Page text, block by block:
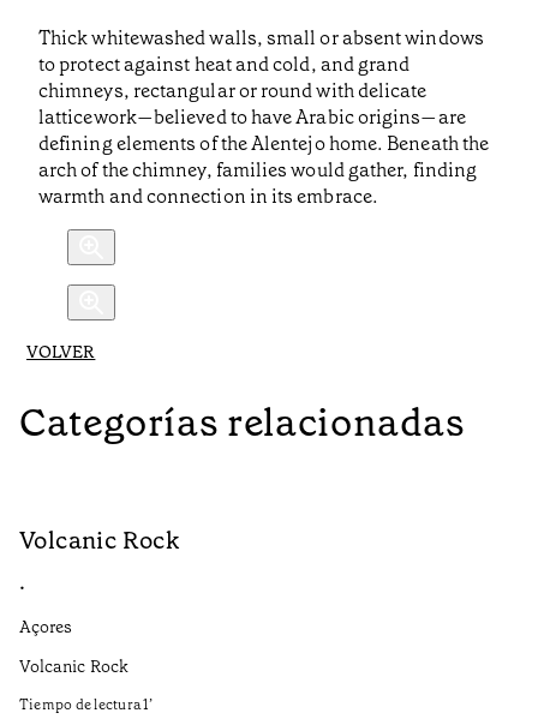
Thick whitewashed walls, small or absent windows
to protect against heat and cold, and grand
chimneys, rectangular or round with delicate
latticework—believed to have Arabic origins—are
defining elements of the Alentejo home. Beneath the
arch of the chimney, families would gather, finding
warmth and connection in its embrace.
VOLVER
Categorías relacionadas
Volcanic Rock
•
Açores
Volcanic Rock
Tiempo de lectura1’